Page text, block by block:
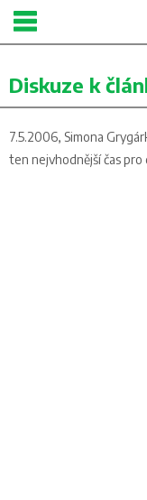
Diskuze k
7.5.2006, Simona
ten nejvhodnější čas pro